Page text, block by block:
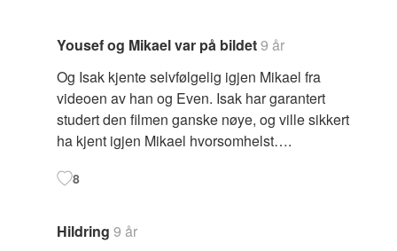
Yousef og Mikael var på bildet9 år
Og Isak kjente selvfølgelig igjen Mikael fra
videoen av han og Even. Isak har garantert
studert den filmen ganske nøye, og ville sikkert
ha kjent igjen Mikael hvorsomhelst….
8
Hildring 9 år